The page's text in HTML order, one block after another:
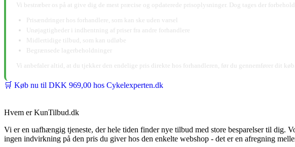
Vi bestræber os på at give dig de mest præcise og opdaterede prisoplysninger. Dog tages der forbehold
Prisændringer hos forhandlere, som kan ske uden varsel
Unøjagtigheder i indhentning af priser fra andre forhandlere
Midlertidige tilbud, som kan udløbe
Begrænsede lagerbeholdninger
Vi anbefaler altid, at du tjekker den endelige pris direkte hos forhandleren, før du gennemfører dit køb.
🛒 Køb nu til DKK 969,00 hos Cykelexperten.dk
Hvem er KunTilbud.dk
Vi er en uafhængig tjeneste, der hele tiden finder nye tilbud med store besparelser til dig.
ingen indvirkning på den pris du giver hos den enkelte webshop - det er en afregning